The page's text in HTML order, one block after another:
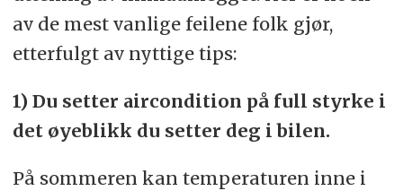
av de mest vanlige feilene folk gjør,
etterfulgt av nyttige tips:
1) Du setter aircondition på full styrke i
det øyeblikk du setter deg i bilen.
På sommeren kan temperaturen inne i